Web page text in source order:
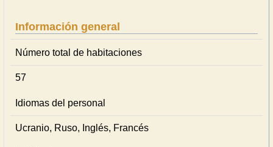
Información general
Número total de habitaciones
57
Idiomas del personal
Ucranio, Ruso, Inglés, Francés